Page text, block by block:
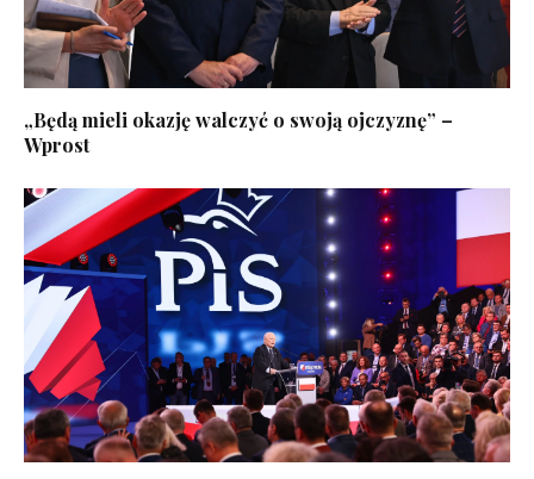
„Będą mieli okazję walczyć o swoją ojczyznę” –
Wprost